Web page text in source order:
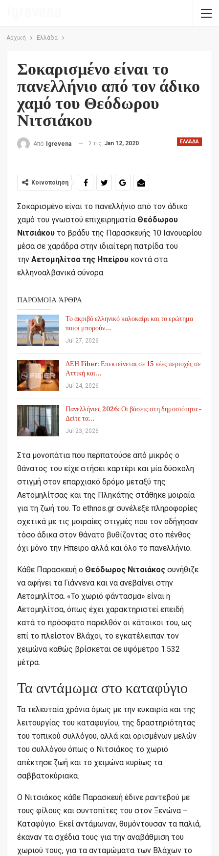
Αρχική Ελλάδα
Σοκαρισμένο είναι το
πανελλήνιο από τον άδικο
χαμό του Θεόδωρου
Νιτσιάκου
ΕΛΛΆΔΑ
Από Igrevena Στις Jan 12, 2020
Κοινοποίηση
Σοκαρισμένο είναι το πανελλήνιο από τον άδικο
χαμό του γνωστού επιχειρηματία Θεόδωρου
Νιτσιάκου το βράδυ της Παρασκευής 10 Ιανουαρίου
μέσα σε χαράδρα στην ιδιαίτερη πατρίδα του
την Αετομηλίτσα της Ηπείρου κοντά στα
ελληνοαλβανικά σύνορα.
ΠΑΡΌΜΟΙΑ ΆΡΘΡΑ
Το ακριβό ελληνικό καλοκαίρι και το ερώτημα
ποιοι μπορούν…
Jul 27, 2026
ΔΕΗ Fiber: Επεκτείνεται σε 15 νέες περιοχές σε
Αττική και…
Jul 24, 2026
Πανελλήνιες 2026: Οι βάσεις στη δημοσιότητα –
Δείτε τα…
Jul 23, 2026
Στα μονοπάτια που περπατούσε από μικρός ο
θάνατος του είχε στήσει καρτέρι και μία δύσκολη
στιγμή στον επαρχιακό δρόμο μεταξύ της
Αετομηλίτσας και της Πληκάτης στάθηκε μοιραία
για τη ζωή του. Το ethnos.gr συνέλεξε πληροφορίες
σχετικά με τις μοιραίες στιγμές που τον οδήγησαν
τόσο άδικα στον θάνατο βυθίζοντας στο πένθος
όχι μόνο την Ηπειρο αλλά και όλο το πανελλήνιο.
Κάθε Παρασκευή ο Θεόδωρος Νιτσιάκος συνήθιζε
να αφήνει τα Γιάννενα και να ανεβαίνει στην
Αετομηλίτσα. «Το χωριό φάντασμα» είναι η
Αετομηλίτσα, όπως έχει χαρακτηριστεί επειδή
κατά το πρόσφατο παρελθόν οι κάτοικοι του, ως
επί το πλείστον Βλάχοι, το εγκατέλειπαν τον
χειμώνα καθώς βρίσκεται σε υψόμετρο 1.532
μέτρα.
Τα αντάμωμα στο καταφύγιο
Τα τελευταία χρόνια όμως με την ευκαιρία και της
λειτουργίας του καταφυγίου, της δραστηριότητας
του τοπικού συλλόγου, αλλά και ορισμένων μελών
του συλλόγου όπως ο Νιτσιάκος το χωριό
απέκτησε ζωή και το χειμώνα κυρίως τα
σαββατοκύριακα.
Ο Νιτσιάκος κάθε Παρασκευή έδινε ραντεβού με
τους φίλους και συντοπίτες του στον Ξενώνα –
Καταφύγιο. Εκεί αντάμωναν, θυμόντουσαν τα παλιά,
έκαναν τα σχέδια τους για την αναβάθμιση του
χωριού τους, για τα ανταμώματα των Βλάχων το